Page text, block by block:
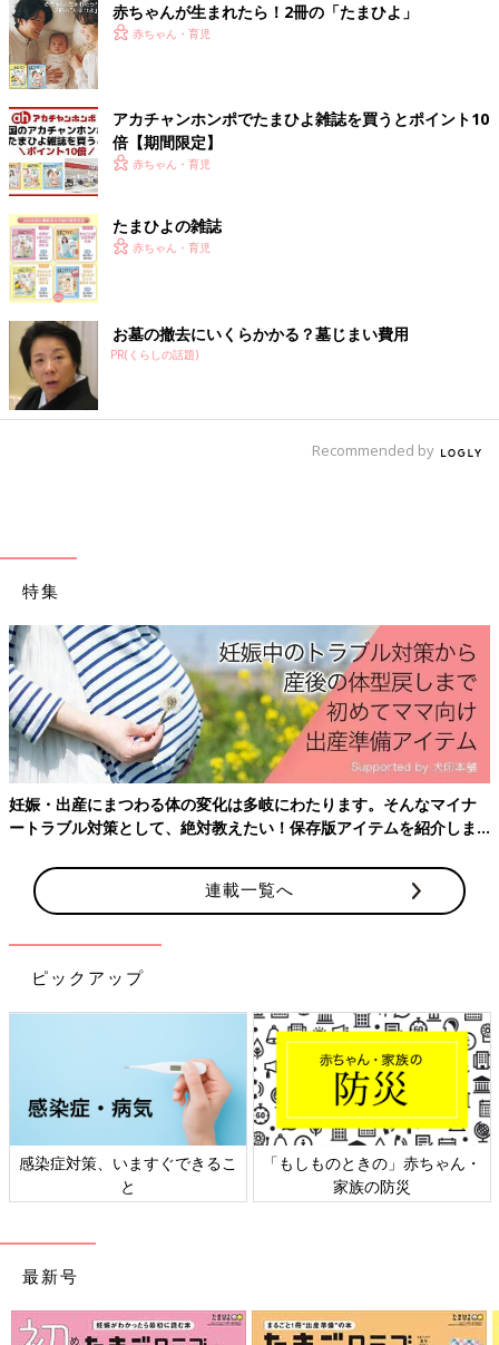
ということを、子どもにわかってもらわないとな、と思う毎日で
す。
[わぐり]
2018年4月に息子を出産した37歳。
「ハハのつぶやき」Twitter(@ninputweet)
Instagram(@ninputweet)で、妊娠中から現在の育児中までのイ
ラストを更新しています。
前の話
ひとり親、１対１の
さけび #125]
次の話
赤ちゃんが生まれたら！2冊の「たまひよ」
赤ちゃん・育児
アカチャンホンポでたまひよ雑誌を買うとポイント10
倍【期間限定】
赤ちゃん・育児
たまひよの雑誌
赤ちゃん・育児
お墓の撤去にいくらかかる？墓じまい費用
PR(くらしの話題)
Recommended by
特集
妊娠・出産にまつわる体の変化は多岐にわたります。そんなマイナ
ートラブル対策として、絶対教えたい！保存版アイテムを紹介しま
連載一覧へ
ピックアップ
感染症対策、いますぐできるこ
と
「もしものときの」赤ちゃん・
家族の防災
最新号